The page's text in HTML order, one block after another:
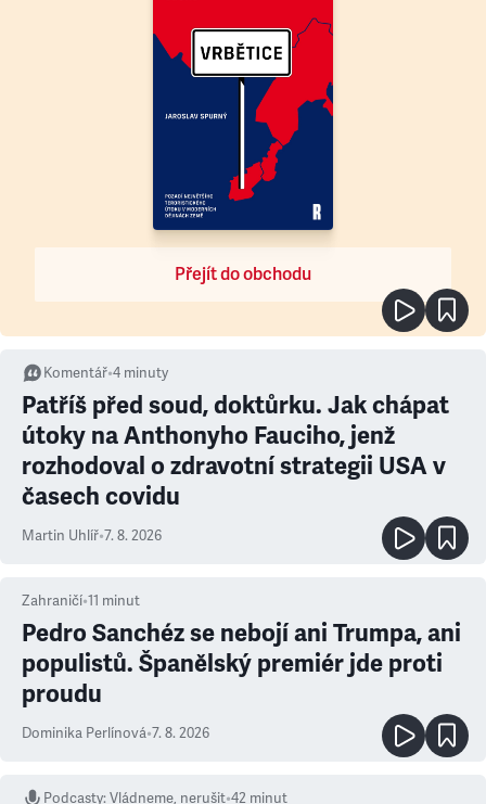
Přejít do obchodu
Komentář•4 minuty
Patříš před soud, doktůrku. Jak chápat
útoky na Anthonyho Fauciho, jenž
rozhodoval o zdravotní strategii USA v
časech covidu
Martin Uhlíř•7. 8. 2026
Zahraničí•11 minut
Pedro Sanchéz se nebojí ani Trumpa, ani
populistů. Španělský premiér jde proti
proudu
Dominika Perlínová•7. 8. 2026
Podcasty:Vládneme, nerušit•42 minut